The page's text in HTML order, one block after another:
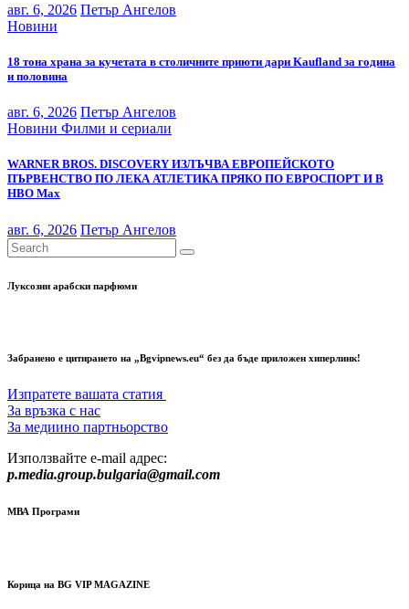
авг. 6, 2026 Петър Ангелов
Новини
18 тона храна за кучетата в столичните приюти дари Kaufland за година
и половина
авг. 6, 2026 Петър Ангелов
Новини Филми и сериали
WARNER BROS. DISCOVERY ИЗЛЪЧВА ЕВРОПЕЙСКОТО
ПЪРВЕНСТВО ПО ЛЕКА АТЛЕТИКА ПРЯКО ПО ЕВРОСПОРТ И В
НВО Мах
авг. 6, 2026 Петър Ангелов
Луксозни арабски парфюми
Забранено е цитирането на „Bgvipnews.eu“ без да бъде приложен хиперлинк!
Изпратете вашата статия
За връзка с нас
За медиино партньорство
Използвайте e-mail адрес:
p.media.group.bulgaria@gmail.com
МВА Програми
Корица на BG VIP MAGAZINE